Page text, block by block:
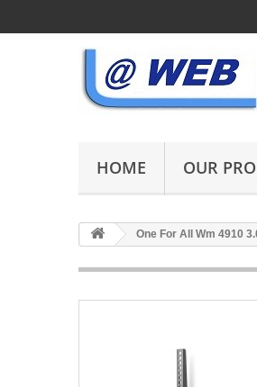
HOME OUR
One For All Wm 4910